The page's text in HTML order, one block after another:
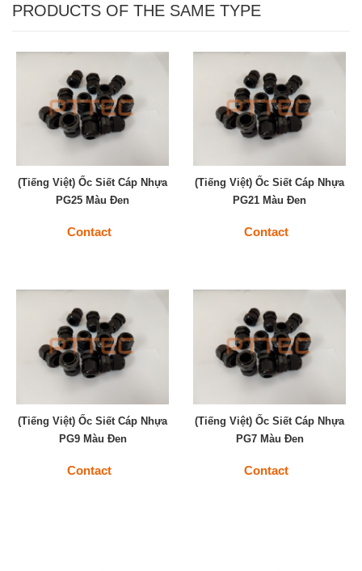
PRODUCTS OF THE SAME TYPE
(Tiếng Việt) Ốc Siết Cáp Nhựa
PG25 Màu Đen
Contact
(Tiếng Việt) Ốc Siết Cáp Nhựa
PG21 Màu Đen
Contact
(Tiếng Việt) Ốc Siết Cáp Nhựa
PG9 Màu Đen
Contact
(Tiếng Việt) Ốc Siết Cáp Nhựa
PG7 Màu Đen
Contact